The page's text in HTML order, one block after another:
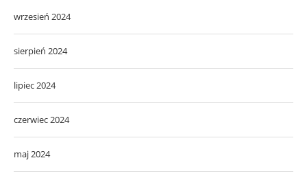
wrzesień 2024
sierpień 2024
lipiec 2024
czerwiec 2024
maj 2024